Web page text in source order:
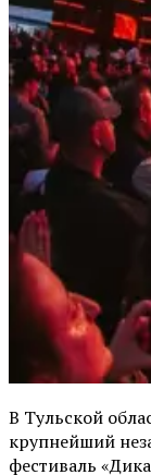
В Тульской
крупнейший
фестиваль